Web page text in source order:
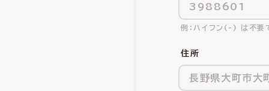
ハイフン(-) は不要
住所